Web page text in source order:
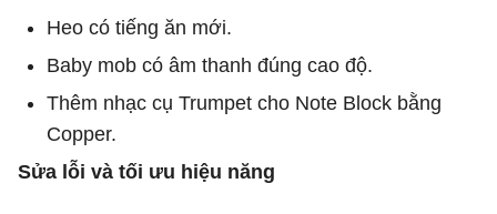
Heo có tiếng ăn mới.
Baby mob có âm thanh đúng cao độ.
Thêm nhạc cụ Trumpet cho Note Block bằng
Copper.
Sửa lỗi và tối ưu hiệu năng